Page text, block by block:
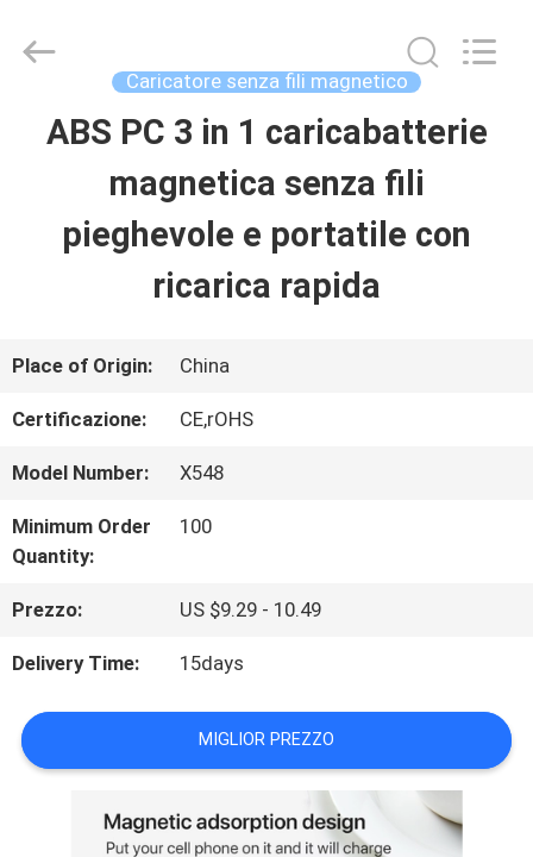
CASA
PRODOTTI
NOI
FABBRICA
DI
QUALITÀ
CONTATTICI
Tension
Industrial
Caricatore senza fili magnetico
ABS PC 3 in 1 caricabatterie
magnetica senza fili
pieghevole e portatile con
ricarica rapida
Place of Origin: China
Certificazione: CE,rOHS
Model Number: X548
Minimum Order
Quantity:
100
Prezzo: US $9.29 - 10.49
Delivery Time: 15days
MIGLIOR PREZZO